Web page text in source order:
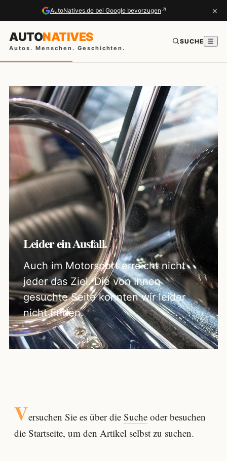
AutoNatives.de bei Google bevorzugen ↗ ×
AUTONATIVES
Autos. Menschen. Geschichten.
SUCHE ☰
Leider ein Ausfall.
Auch im Motorsport erreicht nicht
jeder das Ziel. Die von Ihnen
gesuchte Seite konnten wir leider
nicht finden.
Versuchen Sie es über die Sucheoder besuchen
die Startseite, um den Artikel selbst zu suchen.